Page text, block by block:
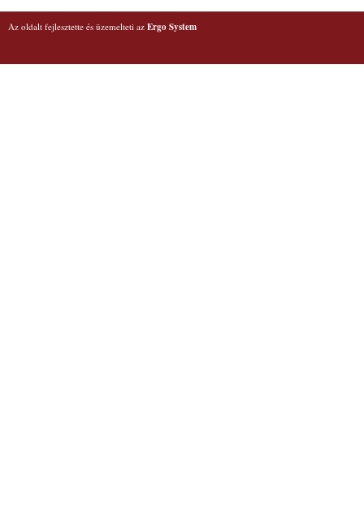
Az oldalt fejlesztette és üzemelteti az Ergo System